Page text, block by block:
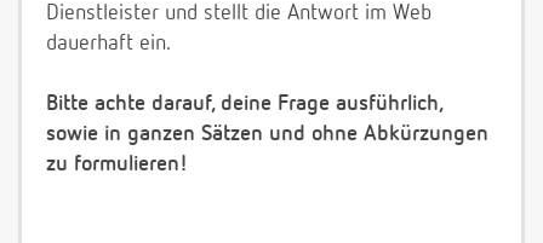
Dienstleister und stellt die Antwort im Web
dauerhaft ein.
Bitte achte darauf, deine Frage ausführlich,
sowie in ganzen Sätzen und ohne Abkürzungen
zu formulieren!